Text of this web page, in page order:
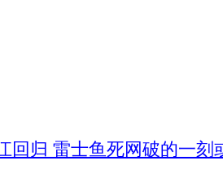
回归 雷士鱼死网破的一刻